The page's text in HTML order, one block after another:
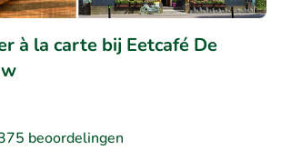
à la carte bij Eetcafé De
beoordelingen